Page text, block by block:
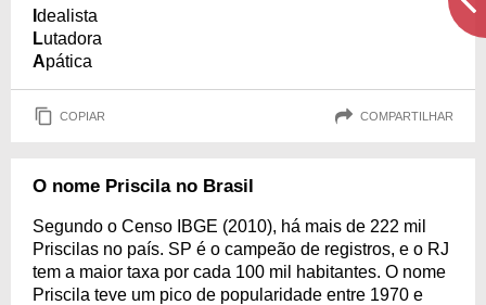
dealista
Lutadora
Apática
COPIAR COMPARTILHAR
O nome Priscila no Brasil
Segundo o Censo IBGE (2010), há mais de 222 mil
Priscilas no país. SP é o campeão de registros, e o RJ
tem a maior taxa por cada 100 mil habitantes. O nome
Priscila teve um pico de popularidade entre 1970 e